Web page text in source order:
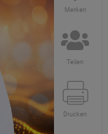
Merken
Teilen
Drucken